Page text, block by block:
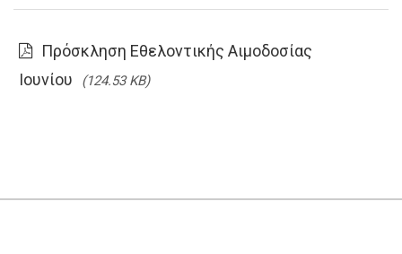
Πρόσκληση Εθελοντικής Αιμοδοσίας
Ιουνίου
(124.53 KB)